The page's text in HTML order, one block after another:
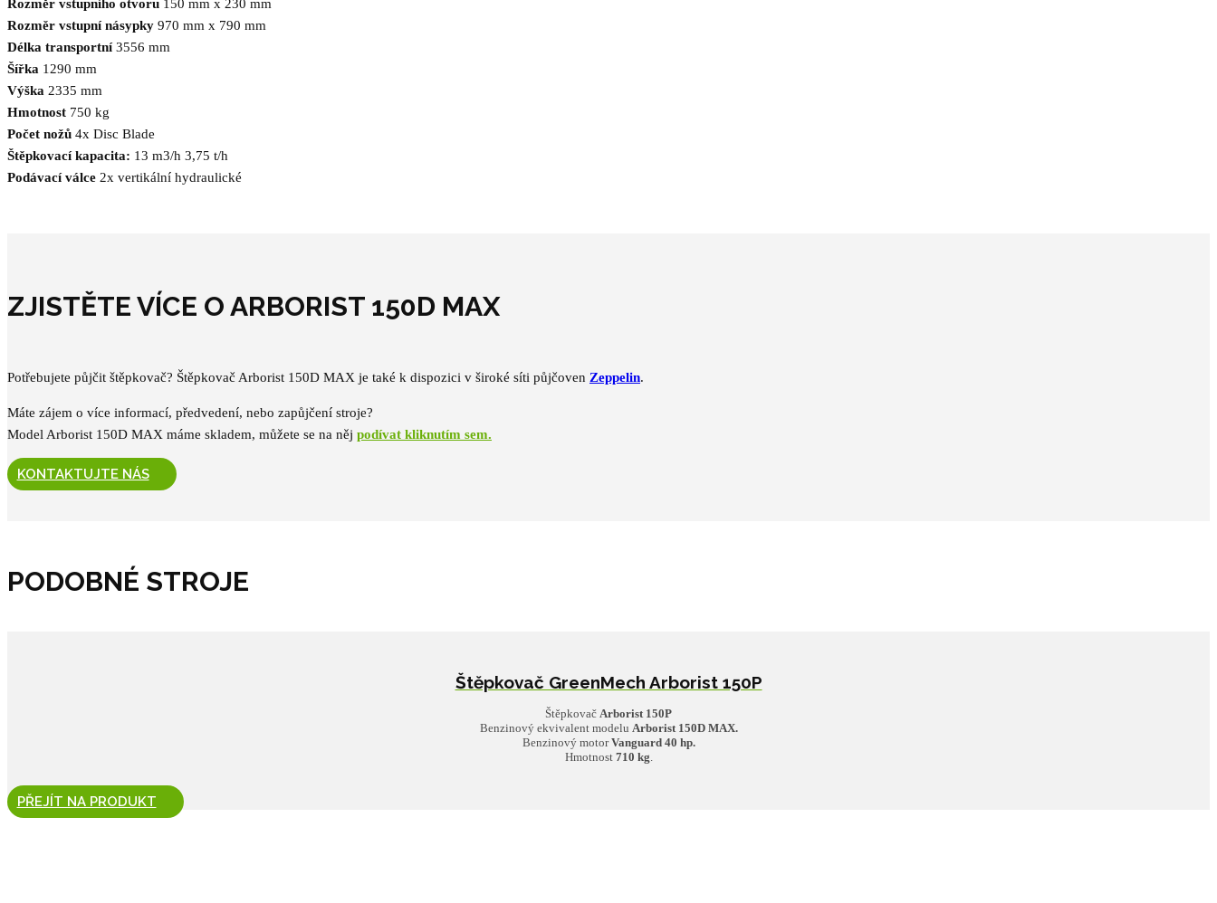
Rozměr vstupního otvoru 150 mm x 230 mm
Rozměr vstupní násypky 970 mm x 790 mm
Délka transportní3556 mm
Šířka 1290 mm
Výška 2335 mm
Hmotnost 750 kg
Počet nožů 4x Disc Blade
Štěpkovací kapacita: 13 m3/h 3,75 t/h
Podávací válce 2x vertikální hydraulické
ZJISTĚTE VÍCE O ARBORIST 150D MAX
Potřebujete půjčit štěpkovač? Štěpkovač Arborist 150D MAX je také k dispozici v široké síti půjčoven Zeppelin.
Máte zájem o více informací, předvedení, nebo zapůjčení stroje?
Model Arborist 150D MAX máme skladem, můžete se na něj podívat kliknutím sem.
KONTAKTUJTE NÁS
PODOBNÉ STROJE
Štěpkovač GreenMech Arborist 150P
Štěpkovač Arborist 150P
Benzinový ekvivalent modelu Arborist 150D MAX.
Benzinový motorVanguard 40 hp.
Hmotnost 710 kg.
PŘEJÍT NA PRODUKT